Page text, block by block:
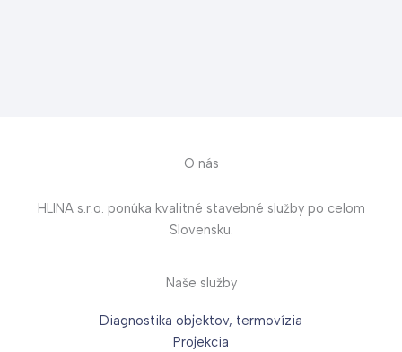
O nás
HLINA s.r.o. ponúka kvalitné stavebné služby po celom
Slovensku.
Naše služby
Diagnostika objektov, termovízia
Projekcia